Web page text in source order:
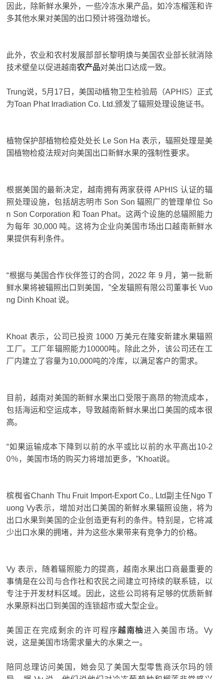
因此，除新鲜水果外，一些冷冻水果产品，如冷冻榴莲和许
多其他水果对美国的出口预计将强劲增长。
此外，农业和农村发展部部长黎明焕与美国农业部长就消除
技术壁垒以促进越南农产品对美出口达成一致。
Trung说，5月17日，美国动植物卫生检验局（APHIS）正式
为Toan Phat Irradiation Co. Ltd.颁发了辐照处理设施证书。
植物保护部植物检疫处处长 Le Son Ha 表示，辐照处理是美
国植物检疫法规对向美国出口新鲜水果的强制性要求。
根据美国的最新决定，越南拥有两家获得 APHIS 认证的辐
照处理设施，包括胡志明市 Son Son 辐照厂的管理单位 So
n Son Corporation 和 Toan Phat。 这两个设施的总辐照能力
为每年 30,000 吨。这将为企业向美国市场出口越南新鲜水
果提供有利条件。
“根据与美国合作伙伴签订的合同，2022 年 9 月，第一批新
鲜水果将被辐照出口到美国，”全发辐照有限公司董事长 Vuo
ng Dinh Khoat 说。
Khoat 表示，公司已投资 1000 万美元在隆安新建水果辐照
工厂。 工厂年辐照能力10000吨。
除此之外，该公司还在工
厂内建立了容量为10,000吨的冷库，以满足客户的需求。
目前，越南对美国的新鲜水果出口受限于高昂的物流成本，
包括海运和空运成本，导致越南新鲜水果出口美国的成本很
高。
“如果运输成本下降到以前的水平或比以前的水平高出10-2
0％，美国市场的购买力将增加更多，”Khoat说。
槟椥省Chanh Thu Fruit Import-Export Co., Ltd副主任Ngo T
uong Vy表示，增加对出口美国的新鲜水果辐照设施，将为
出口水果到美国的企业创造更有利的条件。特别是，它将减
少出口水果的拥堵，并为这些水果带来有竞争力的价格。
Vy 表示，随着辐照能力的提高，越南水果出口商最重要的
事情是在公司与合作社和农民之间建立可持续的联系链，以
专注于开发材料区域。
因此，这些公司将有足够的优质新鲜
水果原料出口到美国的连锁超市或大型企业。
美国正在完成剩余的许可程序越南柚进入美国市场。 Vy
说，这是美国市场需求量大的水果之一。
陪同总理访问美国，她会见了美国大型零售商沃尔玛的领